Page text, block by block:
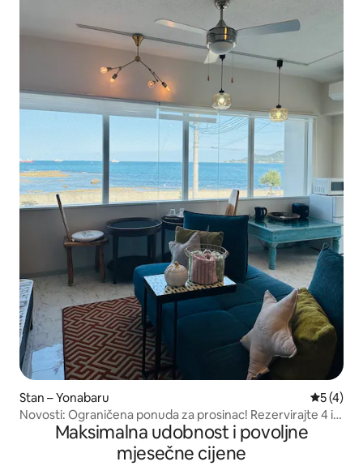
Stan – Yonabaru
5 (4)
Novosti: Ograničena ponuda za prosinac! Rezervirajte 4 ili
više noćenja za 2 osobe i uživajte u Wagyu govedini do 23.
Maksimalna udobnost i povoljne
mjesečne cijene